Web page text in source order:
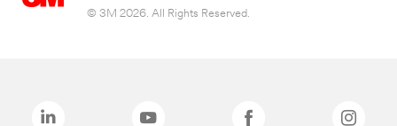
© 3M 2026. All Rights Reserved.